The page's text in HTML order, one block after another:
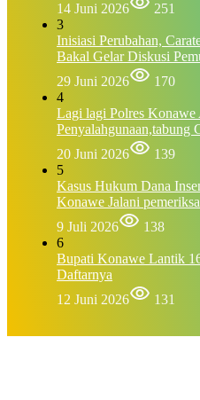
14 Juni 2026
251
3
Inisiasi Perubahan,
Bakal Gelar Diskusi
29 Juni 2026
170
4
Lagi lagi Polres Konawe
Penyalahgunaan,tabung
20 Juni 2026
139
5
Kasus Hukum Dana
Konawe Jalani
9 Juli 2026
138
6
Bupati Konawe Lantik
Daftarnya
12 Juni 2026
131